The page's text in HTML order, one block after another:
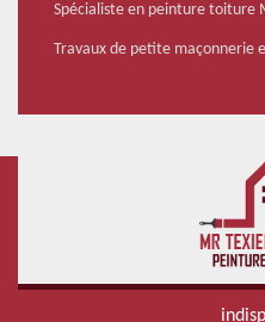
Spécialiste en peinture toiture
Travaux de petite maçonnerie